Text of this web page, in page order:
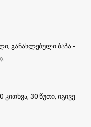
განახლებული ბაზა -
30 წუთი, იგივე